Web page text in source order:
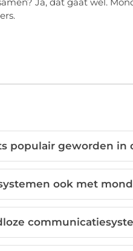
populair geworden in
ook met